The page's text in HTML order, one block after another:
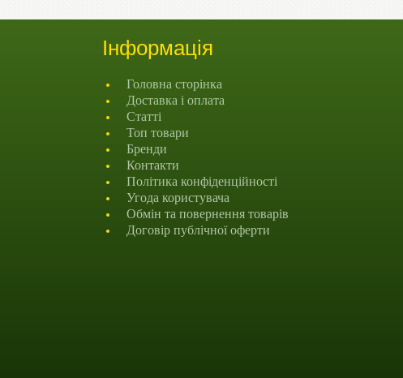
Інформація
Головна сторінка
Доставка і оплата
Статті
Топ товари
Бренди
Контакти
Політика конфіденційності
Угода користувача
Обмін та повернення товарів
Договір публічної оферти